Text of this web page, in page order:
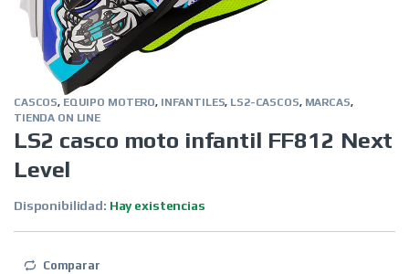
CASCOS, EQUIPO MOTERO, INFANTILES, LS2-CASCOS, MARCAS,
TIENDA ON LINE
LS2 casco moto infantil FF812 Next
Level
Disponibilidad: Hay existencias
Comparar